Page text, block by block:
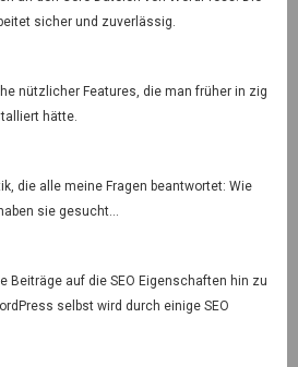
sicher und zuverlässig.
nützlicher Features, die man früher in zig
hätte.
die alle meine Fragen beantwortet: Wie
sie gesucht…
Beiträge auf die SEO Eigenschaften hin zu
selbst wird durch einige SEO